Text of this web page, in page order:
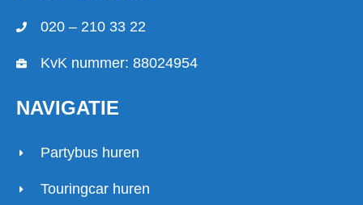
020 – 210 33 22
KvK nummer: 88024954
NAVIGATIE
Partybus huren
Touringcar huren